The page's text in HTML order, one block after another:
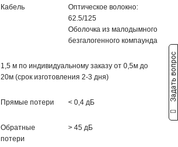
Кабель
Оптическое волокно:
62.5/125
Оболочка из малодымного
безгалогенного компаунда
1,5 м по индивидуальному заказу от 0,5м до
20м (срок изготовления 2-3 дня)
Прямые потери < 0,4 дБ
Обратные
потери
> 45 дБ
Задать вопрос